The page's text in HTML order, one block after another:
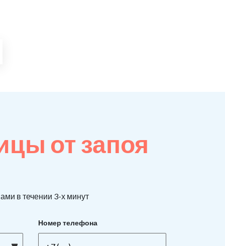
от запоя
в течении 3-х минут
Номер телефона